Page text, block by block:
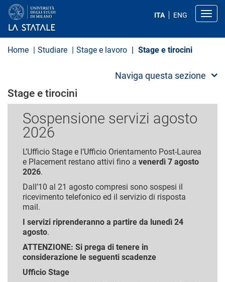
a
ITA ENG
Home Studiare Stage e lavoro Stage e tirocini
Naviga questa sezione
Stage e tirocini
Sospensione servizi agosto
2026
L’Ufficio Stage e l’Ufficio Orientamento Post-Laurea
e Placement restano attivi fino a venerdì 7 agosto
2026.
Dall’10 al 21 agosto compresi sono sospesi il
ricevimento telefonico ed il servizio di risposta
mail.
I servizi riprenderanno a partire da lunedì 24
agosto.
ATTENZIONE: Si prega di tenere in
considerazione le seguenti scadenze
Ufficio Stage